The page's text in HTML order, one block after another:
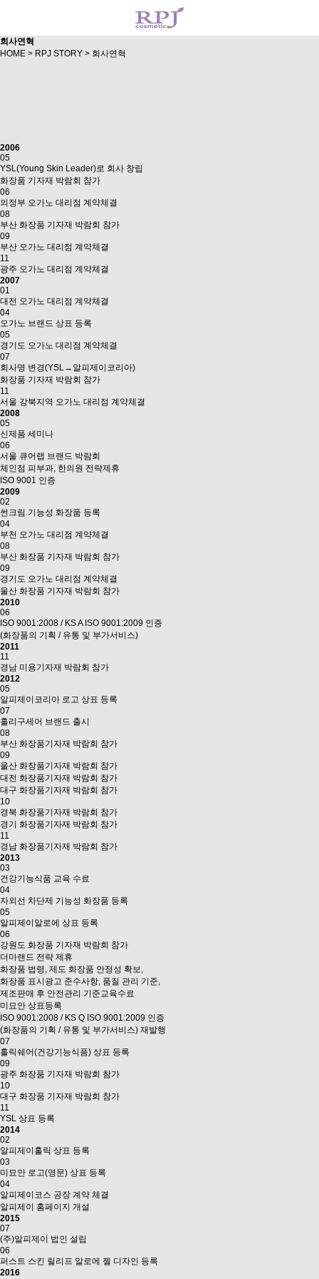
회사연혁
HOME > RPJ STORY > 회사연혁
2006
05
YSL(Young Skin Leader)로 회사 창립
화장품 기자재 박람회 참가
06
의정부 오가노 대리점 계약체결
08
부산 화장품 기자재 박람회 참가
09
부산 오가노 대리점 계약체결
11
광주 오가노 대리점 계약체결
2007
01
대전 오가노 대리점 계약체결
04
오가노 브랜드 상표 등록
05
경기도 오가노 대리점 계약체결
07
회사명 변경(YSL→알피제이코리아)
화장품 기자재 박람회 참가
11
서울 강북지역 오가노 대리점 계약체결
2008
05
신제품 세미나
06
서울 큐어랩 브랜드 박람회
체인점 피부과, 한의원 전략제휴
ISO 9001 인증
2009
02
썬크림 기능성 화장품 등록
04
부천 오가노 대리점 계약체결
08
부산 화장품 기자재 박람회 참가
09
경기도 오가노 대리점 계약체결
울산 화장품 기자재 박람회 참가
2010
06
ISO 9001:2008 / KS A ISO 9001:2009 인증
(화장품의 기획 / 유통 및 부가서비스)
2011
11
경남 미용기자재 박람회 참가
2012
05
알피제이코리아 로고 상표 등록
07
홀리구세어 브랜드 출시
08
부산 화장품기자재 박람회 참가
09
울산 화장품기자재 박람회 참가
대전 화장품기자재 박람회 참가
대구 화장품기자재 박람회 참가
10
경북 화장품기자재 박람회 참가
경기 화장품기자재 박람회 참가
11
경남 화장품기자재 박람회 참가
2013
03
건강기능식품 교육 수료
04
자외선 차단제 기능성 화장품 등록
05
알피제이알로에 상표 등록
06
강원도 화장품 기자재 박람회 참가
더마랜드 전략 제휴
화장품 법령, 제도 화장품 안정성 확보,
화장품 표시광고 준수사항, 품질 관리 기준,
제조판매 후 안전관리 기준교육수료
미묘안 상표등록
ISO 9001:2008 / KS Q ISO 9001:2009 인증
(화장품의 기획 / 유통 및 부가서비스) 재발행
07
홀릭쉐어(건강기능식품) 상표 등록
09
광주 화장품 기자재 박람회 참가
10
대구 화장품 기자재 박람회 참가
11
YSL 상표 등록
2014
02
알피제이홀릭 상표 등록
03
미묘안 로고(영문) 상표 등록
04
알피제이코스 공장 계약 체결
알피제이 홈페이지 개설
2015
07
(주)알피제이 법인 설립
06
퍼스트 스킨 릴리프 알로에 젤 디자인 등록
2016